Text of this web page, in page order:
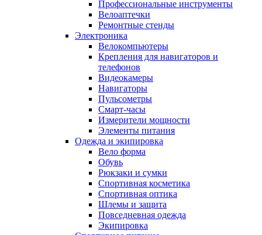
Профессиональные инструменты
Велоаптечки
Ремонтные стенды
Электроника
Велокомпьютеры
Крепления для навигаторов и
телефонов
Видеокамеры
Навигаторы
Пульсометры
Смарт-часы
Измерители мощности
Элементы питания
Одежда и экипировка
Вело форма
Обувь
Рюкзаки и сумки
Спортивная косметика
Спортивная оптика
Шлемы и защита
Повседневная одежда
Экипировка